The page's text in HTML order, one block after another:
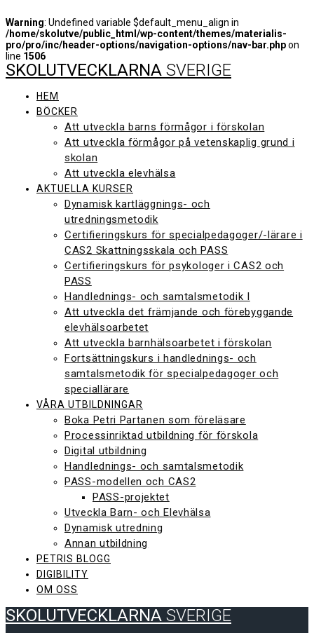
Warning: Undefined variable $default_menu_align in
/home/skolutve/public_html/wp-content/themes/materialis-
pro/pro/inc/header-options/navigation-options/nav-bar.phpon
line 1506
Hoppa
till
SKOLUTVECKLARNA SVERIGE
HEM
BÖCKER
Att utveckla barns förmågor i förskolan
Att utveckla förmågor på vetenskaplig grund i
skolan
Att utveckla elevhälsa
AKTUELLA KURSER
Dynamisk kartläggnings- och
utredningsmetodik
Certifieringskurs för specialpedagoger/-lärare i
CAS2 Skattningsskala och PASS
Certifieringskurs för psykologer i CAS2 och
PASS
Handlednings- och samtalsmetodik I
Att utveckla det främjande och förebyggande
elevhälsoarbetet
Att utveckla barnhälsoarbetet i förskolan
Fortsättningskurs i handlednings- och
samtalsmetodik för specialpedagoger och
speciallärare
VÅRA UTBILDNINGAR
Boka Petri Partanen som föreläsare
Processinriktad utbildning för förskola
Digital utbildning
Handlednings- och samtalsmetodik
PASS-modellen och CAS2
PASS-projektet
Utveckla Barn- och Elevhälsa
Dynamisk utredning
Annan utbildning
PETRIS BLOGG
DIGIBILITY
OM OSS
SKOLUTVECKLARNA SVERIGE